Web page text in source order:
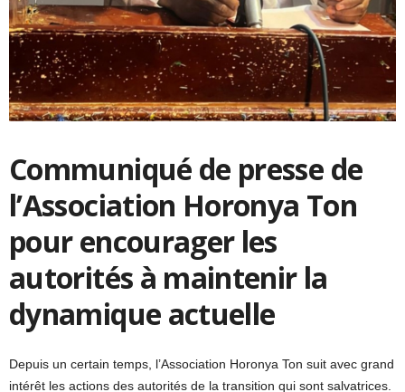
Communiqué de presse de
l’Association Horonya Ton
pour encourager les
autorités à maintenir la
dynamique actuelle
Depuis un certain temps, l’Association Horonya Ton suit avec grand
intérêt les actions des autorités de la transition qui sont salvatrices.